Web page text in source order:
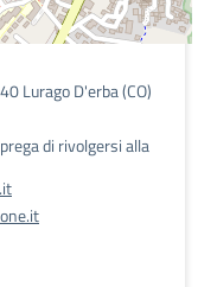
Lurago D'erba (CO)
di rivolgersi alla